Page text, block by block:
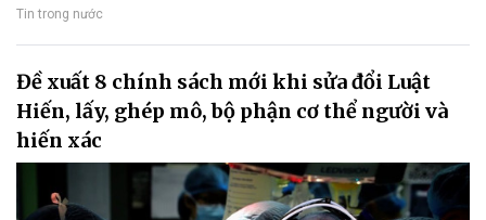
Tin trong nước
Đề xuất 8 chính sách mới khi sửa đổi Luật
Hiến, lấy, ghép mô, bộ phận cơ thể người và
hiến xác